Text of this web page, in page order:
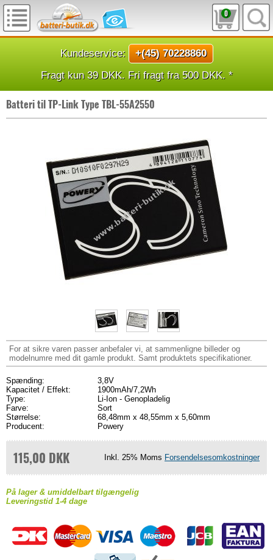
0
Kundeservice:
+(45) 70228860
Fragt kun 39 DKK. Fri fragt fra 500 DKK. *
Batteri til TP-Link Type TBL-55A2550
For at sikre varen passer anbefaler vi, at sammenligne billeder og
modelnumre med dit gamle produkt. Samt produktets specifikationer.
Spænding:
3,8V
Kapacitet / Effekt:
1900mAh/7,2Wh
Type:
Li-Ion - Genopladelig
Farve:
Sort
Størrelse:
68,48mm x 48,55mm x 5,60mm
Producent:
Powery
115,00 DKK Inkl. 25% Moms Forsendelsesomkostninger
På lager & umiddelbart tilgængelig
Leveringstid 1-4 dage